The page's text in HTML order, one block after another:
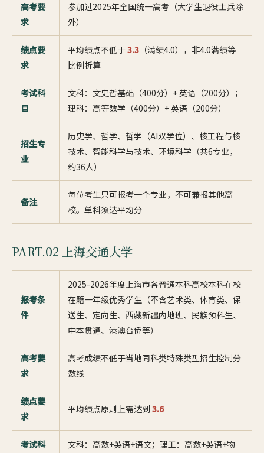
高考要
求
参加过2025年全国统一高考（大学生退役士兵除
外）
绩点要
求
平均绩点不低于3.3 （满绩4.0），非4.0满绩等
比例折算
考试科
目
文科：文史哲基础（400分）+ 英语（200分）；
理科：高等数学（400分）+ 英语（200分）
招生专
业
历史学、哲学、哲学（AI双学位）、核工程与核
技术、智能科学与技术、环境科学（共6专业，
约36人）
备注
每位考生只可报考一个专业，不可兼报其他高
校。单科须达平均分
PART.02 上海交通大学
报考条
件
2025-2026年度上海市各普通本科高校本科在校
在籍一年级优秀学生（不含艺术类、体育类、保
送生、定向生、西藏新疆内地班、民族预科生、
中本贯通、港澳台侨等）
高考要
求
高考成绩不低于当地同科类特殊类型招生控制分
数线
绩点要
求
平均绩点原则上需达到 3.6
考试科
文科：高数+英语+语文；理工：高数+英语+物